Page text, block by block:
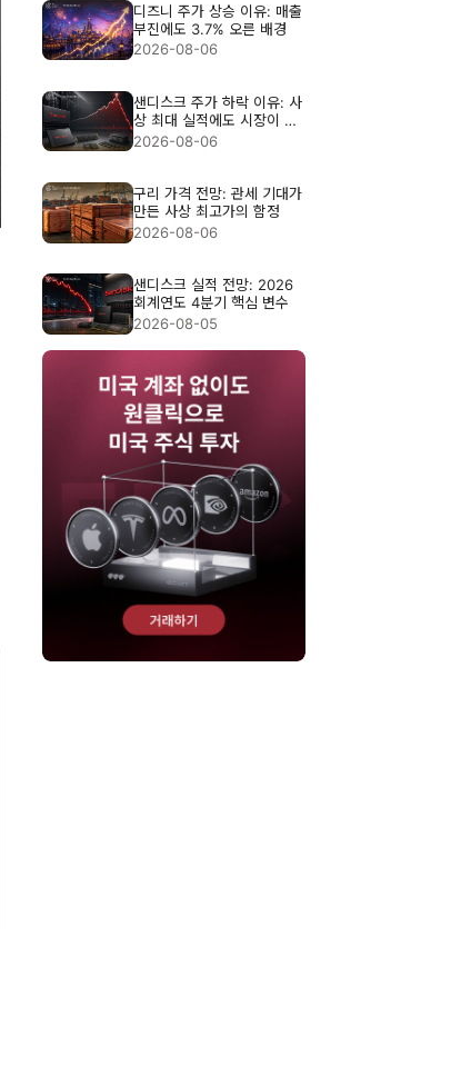
디즈니 주가 상승 이유: 매출
부진에도 3.7% 오른 배경
2026-08-06
샌디스크 주가 하락 이유: 사
상 최대 실적에도 시장이 실
망한 이유
2026-08-06
구리 가격 전망: 관세 기대가
만든 사상 최고가의 함정
2026-08-06
샌디스크 실적 전망: 2026
회계연도 4분기 핵심 변수
2026-08-05